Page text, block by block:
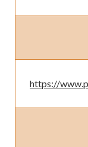
https://